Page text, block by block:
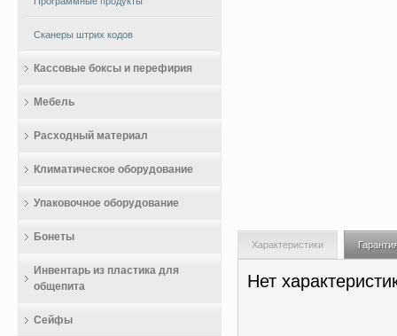
Характеристики
Нет
Сканеры штрих кодов
Кассовые боксы и перефирия
Мебель
Расходный материал
Климатическое оборудование
Упаковочное оборудование
Бонеты
Инвентарь из пластика для
общепита
Сейфы